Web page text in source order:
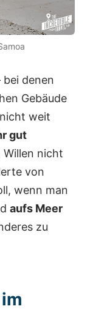
denen
Gebäude
weit
gut
nicht
von
wenn man
aufs Meer
zu